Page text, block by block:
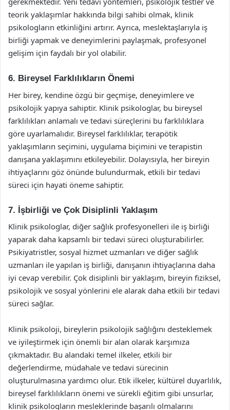
teorik yaklaşımlar hakkında bilgi sahibi olmak, klinik
psikologların etkinliğini artırır. Ayrıca, meslektaşlarıyla iş
birliği yapmak ve deneyimlerini paylaşmak, profesyonel
gelişim için faydalı bir yol olabilir.
6. Bireysel Farklılıkların Önemi
Her birey, kendine özgü bir geçmişe, deneyimlere ve
psikolojik yapıya sahiptir. Klinik psikologlar, bu bireysel
farklılıkları anlamalı ve tedavi süreçlerini bu farklılıklara
göre uyarlamalıdır. Bireysel farklılıklar, terapötik
yaklaşımların seçimini, uygulama biçimini ve terapistin
danışana yaklaşımını etkileyebilir. Dolayısıyla, her bireyin
ihtiyaçlarını göz önünde bulundurmak, etkili bir tedavi
süreci için hayati öneme sahiptir.
7. İşbirliği ve Çok Disiplinli Yaklaşım
Klinik psikologlar, diğer sağlık profesyonelleri ile iş birliği
yaparak daha kapsamlı bir tedavi süreci oluşturabilirler.
Psikiyatristler, sosyal hizmet uzmanları ve diğer sağlık
uzmanları ile yapılan iş birliği, danışanın ihtiyaçlarına daha
iyi cevap verebilir. Çok disiplinli bir yaklaşım, bireyin fiziksel,
psikolojik ve sosyal yönlerini ele alarak daha etkili bir tedavi
süreci sağlar.
Klinik psikoloji, bireylerin psikolojik sağlığını desteklemek
ve iyileştirmek için önemli bir alan olarak karşımıza
çıkmaktadır. Bu alandaki temel ilkeler, etkili bir
değerlendirme, müdahale ve tedavi sürecinin
oluşturulmasına yardımcı olur. Etik ilkeler, kültürel duyarlılık,
bireysel farklılıkların önemi ve sürekli eğitim gibi unsurlar,
klinik psikologların mesleklerinde başarılı olmalarını